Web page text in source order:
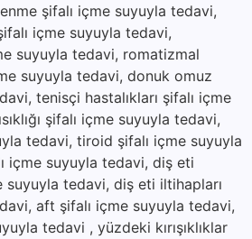
şifalı içme suyuyla tedavi,
içme suyuyla tedavi,
suyuyla tedavi, romatizmal
suyuyla tedavi, donuk omuz
tenisçi hastalıkları şifalı içme
şifalı içme suyuyla tedavi,
tedavi, tiroid şifalı içme suyuyla
içme suyuyla tedavi, diş eti
suyuyla tedavi, diş eti iltihapları
aft şifalı içme suyuyla tedavi,
tedavi , yüzdeki kırışıklıklar